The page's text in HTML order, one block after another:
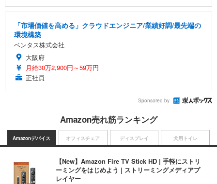
「市場価値を高める」クラウドエンジニア/業績好調/最先端の
環境構築
ベンタス株式会社
大阪府
月給30万2,900円～59万円
正社員
Sponsored by
Amazon売れ筋ランキング
Amazonデバイス
【New】Amazon Fire TV Stick HD | 手軽にストリ
ーミングをはじめよう | ストリーミングメディアプ
レイヤー
オフィスチェア ディスプレイ 犬用トイレ